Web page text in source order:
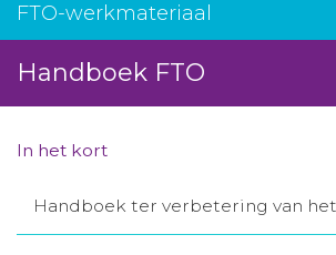
Voorschrijfgedrag
Projecten
Contact
FTO-werkmateriaal
Handboek FTO
In het kort
Handboek ter verbetering van het